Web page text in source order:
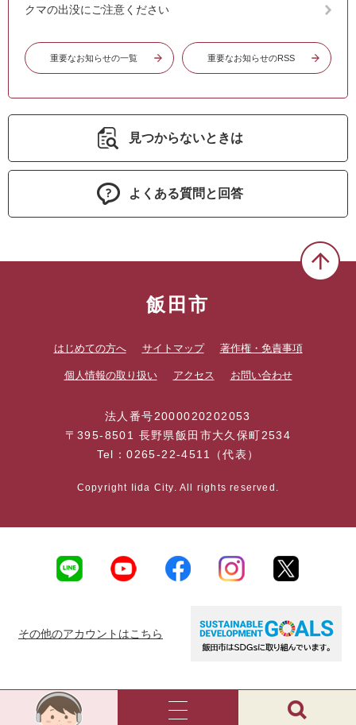
クマの出没にご注意ください
重要なお知らせの一覧 重要なお知らせのRSS
見つからないときは
よくある質問と回答
飯田市
はじめての方へ サイトマップ 著作権・免責事項
個人情報の取り扱い アクセス お問い合わせ
法人番号2000020202053
〒395-8501 長野県飯田市大久保町2534
Tel：0265-22-4511（代表）
Copyright Iida City. All rights reserved.
その他のアカウントはこちら